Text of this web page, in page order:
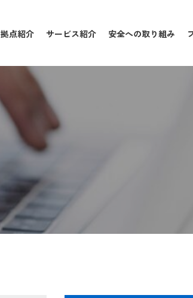
拠点紹介 サービス紹介 安全への取り組み